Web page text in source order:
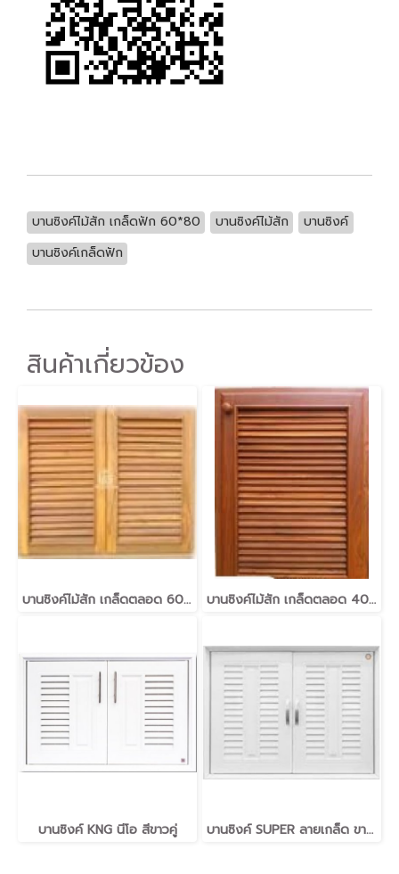
บานซิงค์ไม้สัก เกล็ดฟัก 60*80 บานซิงค์ไม้สัก
บานซิงค์
บานซิงค์เกล็ดฟัก
สินค้าเกี่ยวข้อง
บานซิงค์ไม้สัก เกล็ดตลอด 60*80 บานซิงค์ไม้สัก เกล็ดตลอด 40*60
บานซิงค์ KNG นีโอ สีขาวคู่ บานซิงค์ SUPER ลายเกล็ด ขาวคู่